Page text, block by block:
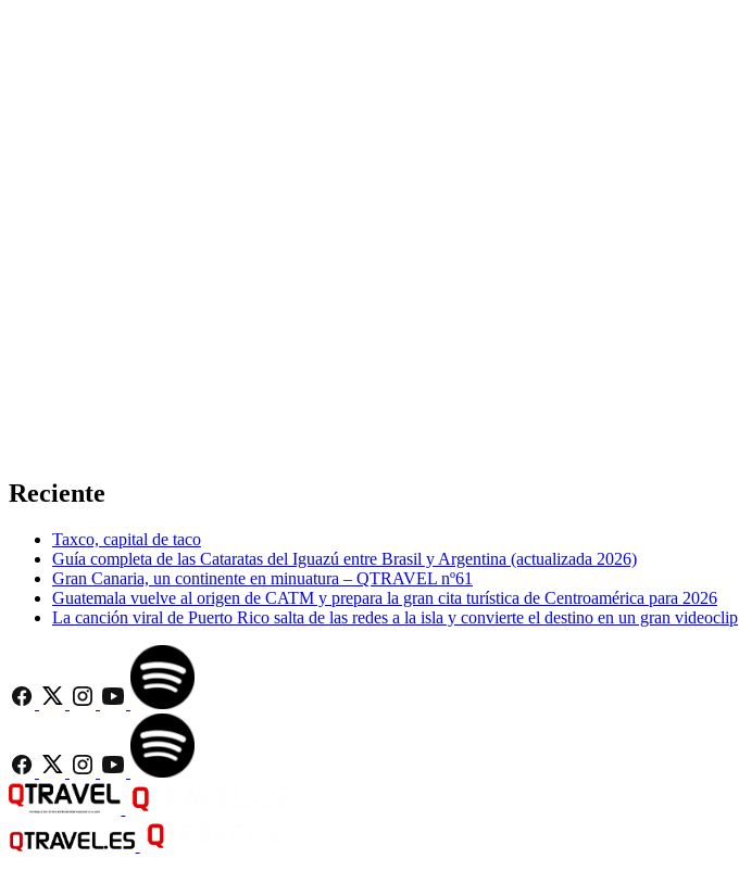
Reciente
Taxco, capital de taco
Guía completa de las Cataratas del Iguazú entre Brasil y Argentina (actualizada 2026)
Gran Canaria, un continente en minuatura – QTRAVEL nº61
Guatemala vuelve al origen de CATM y prepara la gran cita turística de Centroamérica para 2026
La canción viral de Puerto Rico salta de las redes a la isla y convierte el destino en un gran videoclip